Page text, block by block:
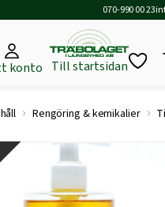
070-990 00 23
konto Till startsidan
› Rengöring & kemikalier ›